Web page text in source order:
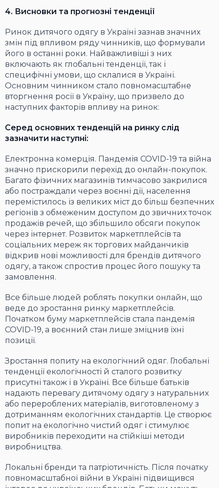
4. Висновки та прогнозні тенденції
Ринок дитячого одягу в Україні зазнав значних
змін під впливом ряду чинників, що формували
його в останні роки. Найважливіші з них
включають як глобальні тенденції, так і
специфічні умови, що склалися в Україні.
Основним чинником стало повномасштабне
вторгнення росії в Україну, що призвело до
наступних факторів впливу на ринок:
Серед основних тенденцій на ринку слід
зазначити наступні:
Електронна комерція. Пандемія COVID-19 та війна
значно прискорили перехід до онлайн-покупок.
Багато фізичних магазинів тимчасово закрилися
або постраждали через воєнні дії, населення
перемістилось із великих міст до більш безпечних
регіонів з обмеженим доступом до звичних точок
продажів речей, що збільшило обсяги покупок
через інтернет. Розвиток маркетплейсів та
соціальних мереж як торгових майданчиків
відкрив нові можливості для брендів дитячого
одягу, а також спростив процес його пошуку та
замовлення.
Все більше людей роблять покупки онлайн, що
веде до зростання ринку маркетплейсів.
Початком буму маркетплейсів стала пандемія
COVID-19, а воєнний стан лише зміцнив їхні
позиції.
Зростання попиту на екологічний одяг. Глобальні
тенденції екологічності й сталого розвитку
присутні також і в Україні. Все більше батьків
надають перевагу дитячому одягу з натуральних
або перероблених матеріалів, виготовленому з
дотриманням екологічних стандартів. Це створює
попит на екологічно чистий одяг і стимулює
виробників переходити на стійкіші методи
виробництва.
Локальні бренди та патріотичність. Після початку
повномасштабної війни в Україні підвищився